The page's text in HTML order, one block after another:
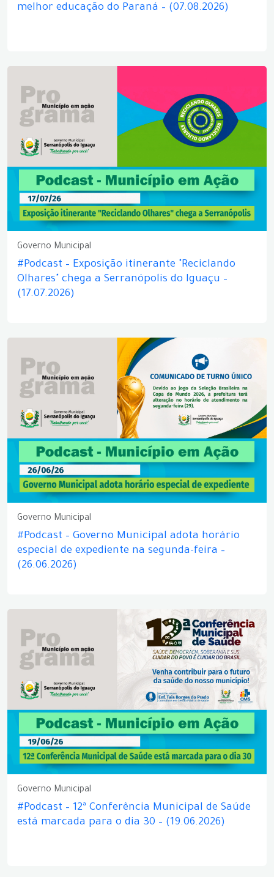
melhor educação do Paraná – (07.08.2026)
Governo Municipal
#Podcast – Exposição itinerante "Reciclando
Olhares" chega a Serranópolis do Iguaçu –
(17.07.2026)
Governo Municipal
#Podcast – Governo Municipal adota horário
especial de expediente na segunda-feira –
(26.06.2026)
Governo Municipal
#Podcast – 12ª Conferência Municipal de Saúde
está marcada para o dia 30 – (19.06.2026)